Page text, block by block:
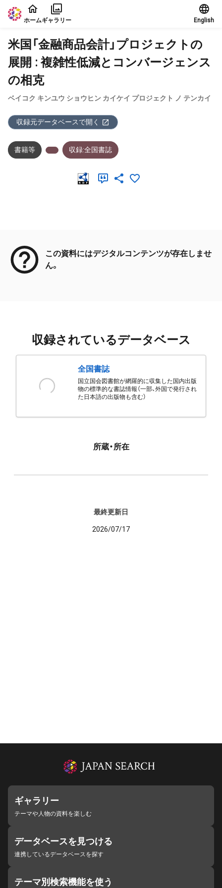
本文に飛ぶ
ホームギャラリー English
米国「金融商品会計」プロジェクトの
展開 : 複雑性低減とコンバージェンス
の相克
ベイコク キンユウ ショウヒン カイケイ プロジェクト ノ テンカイ
収録元データベースで開く
書籍等 収録:全国書誌
この資料にはデジタルコンテンツが存在しませ
ん。
収録されているデータベース
全国書誌
国立国会図書館が網羅的に収集した国内出版
物の標準的な書誌情報（一部、外国で発行され
た日本語の出版物も含む）
所蔵・所在
最終更新日
2026/07/17
ギャラリー
テーマや人物の資料を楽しむ
データベースを見つける
連携しているデータベースを探す
テーマ別検索機能を使う